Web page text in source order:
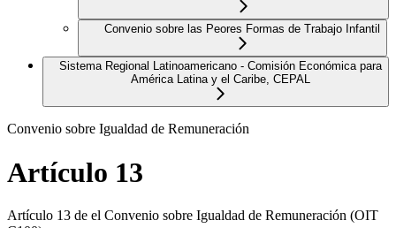
Convenio sobre las Peores Formas de Trabajo Infantil
Sistema Regional Latinoamericano - Comisión Económica para
América Latina y el Caribe, CEPAL
Convenio sobre Igualdad de Remuneración
Artículo 13
Artículo 13 de el Convenio sobre Igualdad de Remuneración (OIT